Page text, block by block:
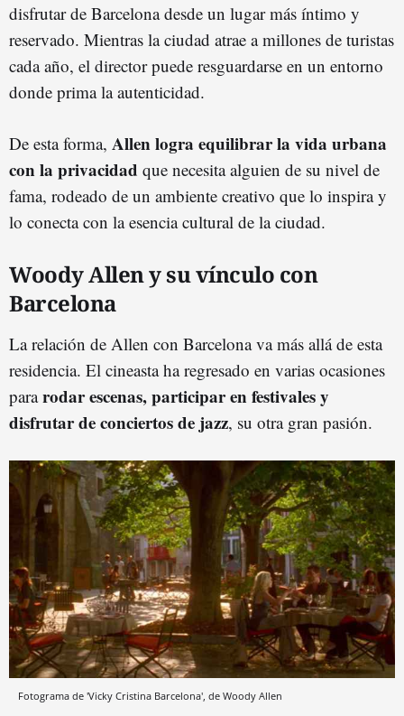
disfrutar de Barcelona desde un lugar más íntimo y
reservado. Mientras la ciudad atrae a millones de turistas
cada año, el director puede resguardarse en un entorno
donde prima la autenticidad.
De esta forma, Allen logra equilibrar la vida urbana
con la privacidad que necesita alguien de su nivel de
fama, rodeado de un ambiente creativo que lo inspira y
lo conecta con la esencia cultural de la ciudad.
Woody Allen y su vínculo con
Barcelona
La relación de Allen con Barcelona va más allá de esta
residencia. El cineasta ha regresado en varias ocasiones
pararodar escenas, participar en festivales y
disfrutar de conciertos de jazz, su otra gran pasión.
Fotograma de 'Vicky Cristina Barcelona', de Woody Allen